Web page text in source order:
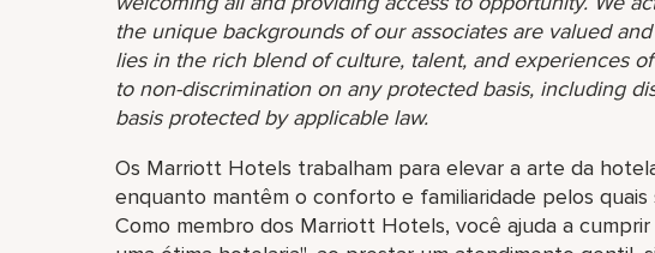
the unique backgrounds of our associates are valued
lies in the rich blend of culture, talent, and experiences
to non-discrimination on any protected basis, including
basis protected by applicable law.
Os Marriott Hotels trabalham para elevar a arte da
enquanto mantêm o conforto e familiaridade pelos
Como membro dos Marriott Hotels, você ajuda a